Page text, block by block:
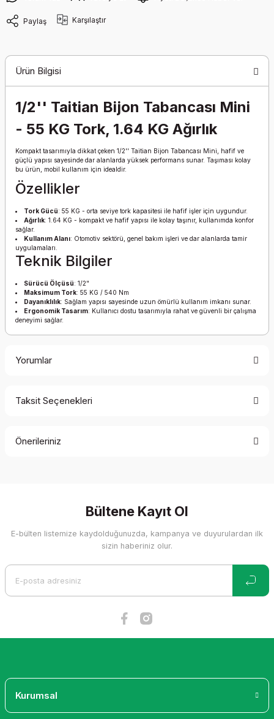
Paylaş Karşılaştır
Ürün Bilgisi
1/2'' Taitian Bijon Tabancası Mini
- 55 KG Tork, 1.64 KG Ağırlık
Kompakt tasarımıyla dikkat çeken 1/2'' Taitian Bijon Tabancası Mini, hafif ve
güçlü yapısı sayesinde dar alanlarda yüksek performans sunar. Taşıması kolay
bu ürün, mobil kullanım için idealdir.
Özellikler
Tork Gücü: 55 KG - orta seviye tork kapasitesi ile hafif işler için uygundur.
Ağırlık: 1.64 KG - kompakt ve hafif yapısı ile kolay taşınır, kullanımda konfor
sağlar.
Kullanım Alanı: Otomotiv sektörü, genel bakım işleri ve dar alanlarda tamir
uygulamaları.
Teknik Bilgiler
Sürücü Ölçüsü: 1/2"
Maksimum Tork: 55 KG / 540 Nm
Dayanıklılık: Sağlam yapısı sayesinde uzun ömürlü kullanım imkanı sunar.
Ergonomik Tasarım: Kullanıcı dostu tasarımıyla rahat ve güvenli bir çalışma
deneyimi sağlar.
Yorumlar
Taksit Seçenekleri
Önerileriniz
Görüş ve önerileriniz için teşekkür ederiz.
Ürün resmi kalitesiz, bozuk veya görüntülenemiyor.
Bültene Kayıt Ol
E-bülten listemize kaydolduğunuzda, kampanya ve duyurulardan ilk
sizin haberiniz olur.
Kurumsal